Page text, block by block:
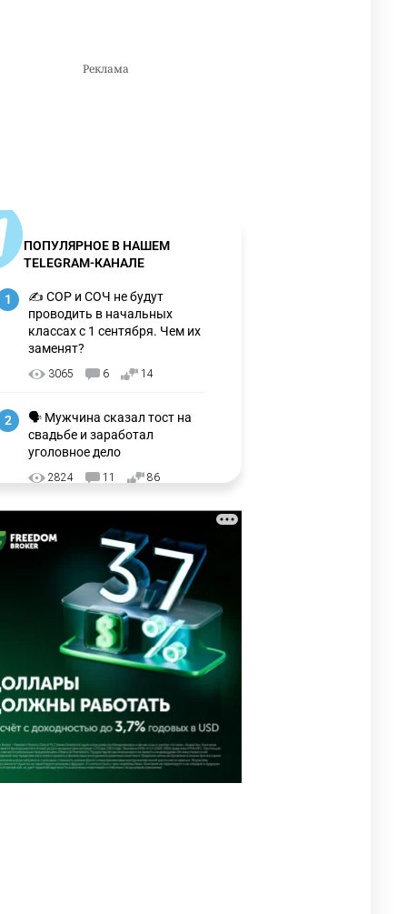
ПОПУЛЯРНОЕ В НАШЕМ
TELEGRAM-КАНАЛЕ
1
✍️ СОР и СОЧ не будут
проводить в начальных
классах с 1 сентября. Чем их
заменят?
3065 6 14
2
🗣 Мужчина сказал тост на
свадьбе и заработал
уголовное дело
2824 11 86
Предлагаем обзор главных
новостей за 4 августа
0 1
🗣Глава государства
направил телеграмму
соболезнования родным и
близким Халық қаһарманы
Ивана Гапича
42
5
🇫🇷 Клуб ПСЖ объявил об
открытии своей футбольной